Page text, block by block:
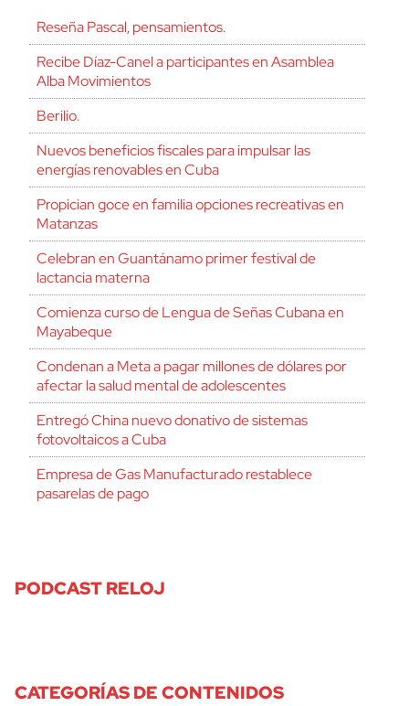
Reseña Pascal, pensamientos.
Recibe Díaz-Canel a participantes en Asamblea
Alba Movimientos
Berilio.
Nuevos beneficios fiscales para impulsar las
energías renovables en Cuba
Propician goce en familia opciones recreativas en
Matanzas
Celebran en Guantánamo primer festival de
lactancia materna
Comienza curso de Lengua de Señas Cubana en
Mayabeque
Condenan a Meta a pagar millones de dólares por
afectar la salud mental de adolescentes
Entregó China nuevo donativo de sistemas
fotovoltaicos a Cuba
Empresa de Gas Manufacturado restablece
pasarelas de pago
PODCAST RELOJ
CATEGORÍAS DE CONTENIDOS